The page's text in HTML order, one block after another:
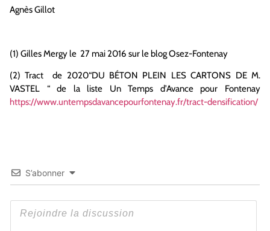
Agnès Gillot
(1) Gilles Mergy le 27 mai 2016 sur le blog Osez-Fontenay
(2) Tract de 2020“DU BÉTON PLEIN LES CARTONS DE M.
VASTEL “ de la liste Un Temps d’Avance pour Fontenay
https://www.untempsdavancepourfontenay.fr/tract-densification/
S’abonner